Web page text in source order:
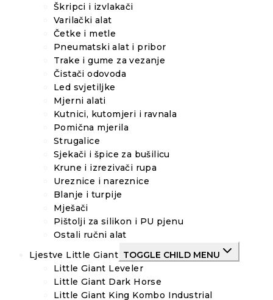
Škripci i izvlakači
Varilački alat
Četke i metle
Pneumatski alat i pribor
Trake i gume za vezanje
Čistači odovoda
Led svjetiljke
Mjerni alati
Kutnici, kutomjeri i ravnala
Pomična mjerila
Strugalice
Sjekači i špice za bušilicu
Krune i izrezivači rupa
Ureznice i nareznice
Blanje i turpije
Mješači
Pištolji za silikon i PU pjenu
Ostali ručni alat
Ljestve Little Giant TOGGLE CHILD MENU
Little Giant Leveler
Little Giant Dark Horse
Little Giant King Kombo Industrial